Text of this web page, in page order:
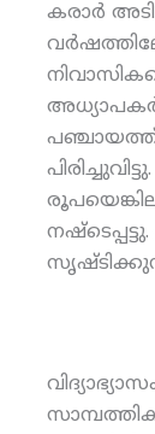
കരാര്‍
പഞ്ചായത്ത്